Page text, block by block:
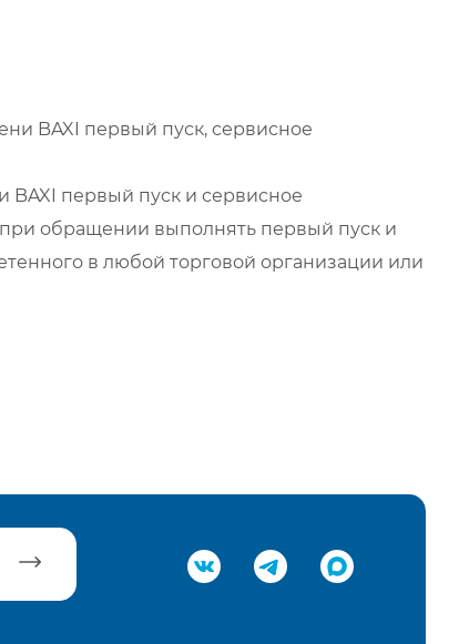
BAXI первый пуск, сервисное
первый пуск и сервисное
обращении выполнять первый пуск и
в любой торговой организации или